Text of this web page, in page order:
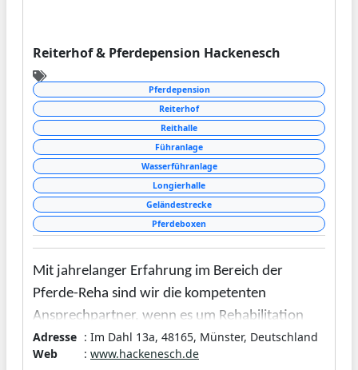
Reiterhof & Pferdepension Hackenesch
Pferdepension
Reiterhof
Reithalle
Führanlage
Wasserführanlage
Longierhalle
Geländestrecke
Pferdeboxen
Mit jahrelanger Erfahrung im Bereich der
Pferde-Reha sind wir die kompetenten
Ansprechpartner, wenn es um Rehabilitation
und Training für Ihr Pferd geht. Als
Innovationsführer auf dem Gebiet des Aqua-
Adresse : Im Dahl 13a, 48165, Münster, Deutschland
Web
: www.hackenesch.de